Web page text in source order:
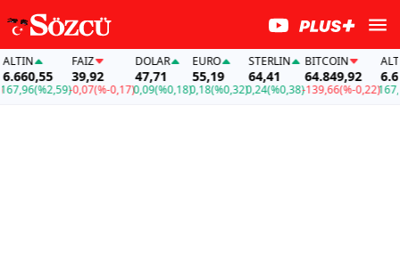
(%2,59)
FAİZ
39,92
-0,07(%-0,17)
DOLAR
47,71
0,09(%0,18)
EURO
55,19
0,18(%0,32)
STERLIN
64,41
0,24(%0,38)
BITCOIN
64.849,92
-139,66(%-0,22)